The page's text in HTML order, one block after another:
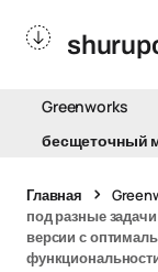
Greenworks
бесщеточный
Главная
под разные
версии с